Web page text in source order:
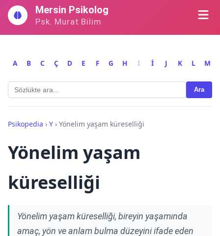
İçeriğe
geç
Mersin Psikolog
Psk. Murat Bilim
A B C Ç D E F G H I İ J K L M
Ara
Psikopedia › Y › Yönelim yaşam küreselliği
Yönelim yaşam
küreselliği
Yönelim yaşam küreselliği, bireyin yaşamında
amaç, yön ve anlam bulma düzeyini ifade eden